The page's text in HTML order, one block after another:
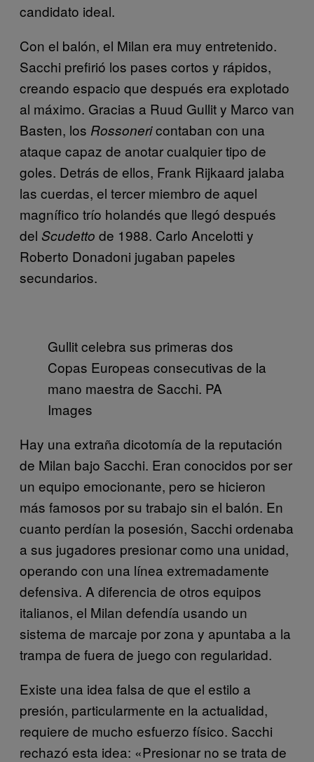
candidato ideal.
Con el balón, el Milan era muy entretenido.
Sacchi prefirió los pases cortos y rápidos,
creando espacio que después era explotado
al máximo. Gracias a Ruud Gullit y Marco van
Basten, los Rossonericontaban con una
ataque capaz de anotar cualquier tipo de
goles. Detrás de ellos, Frank Rijkaard jalaba
las cuerdas, el tercer miembro de aquel
magnífico trío holandés que llegó después
del Scudetto de 1988. Carlo Ancelotti y
Roberto Donadoni jugaban papeles
secundarios.
Gullit celebra sus primeras dos
Copas Europeas consecutivas de la
mano maestra de Sacchi. PA
Images
Hay una extraña dicotomía de la reputación
de Milan bajo Sacchi. Eran conocidos por ser
un equipo emocionante, pero se hicieron
más famosos por su trabajo sin el balón. En
cuanto perdían la posesión, Sacchi ordenaba
a sus jugadores presionar como una unidad,
operando con una línea extremadamente
defensiva. A diferencia de otros equipos
italianos, el Milan defendía usando un
sistema de marcaje por zona y apuntaba a la
trampa de fuera de juego con regularidad.
Existe una idea falsa de que el estilo a
presión, particularmente en la actualidad,
requiere de mucho esfuerzo físico. Sacchi
rechazó esta idea: «Presionar no se trata de